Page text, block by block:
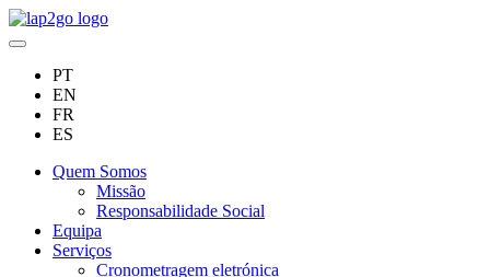
PT
EN
FR
ES
Quem Somos
Missão
Responsabilidade Social
Equipa
Serviços
Cronometragem eletrónica